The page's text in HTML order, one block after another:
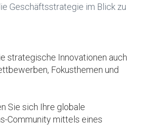
Geschäftsstrategie im Blick zu
strategische Innovationen auch
Fokusthemen und
Sie sich Ihre globale
Community mittels eines